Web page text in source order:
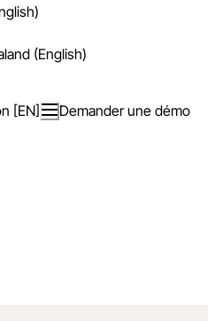
(English)
[EN] Demander une démo